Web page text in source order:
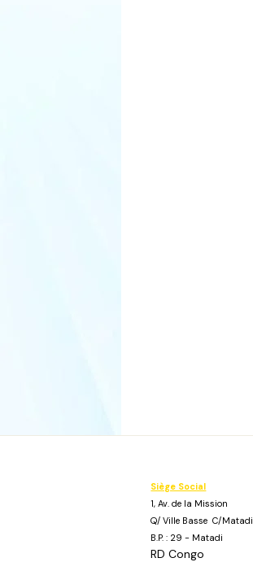
Siège Social
1, Av. de la Mission
Q/ Ville Basse C/Matadi
B.P. : 29 - Matadi
RD Congo